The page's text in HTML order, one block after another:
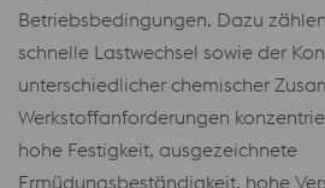
Betriebsbedingungen. Dazu
schnelle Lastwechsel sowie der
unterschiedlicher chemischer
Werkstoffanforderungen
hohe Festigkeit, ausgezeichnete
Ermüdungsbeständigkeit, hohe